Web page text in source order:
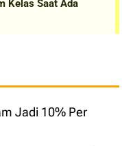
Jadi 10% Per